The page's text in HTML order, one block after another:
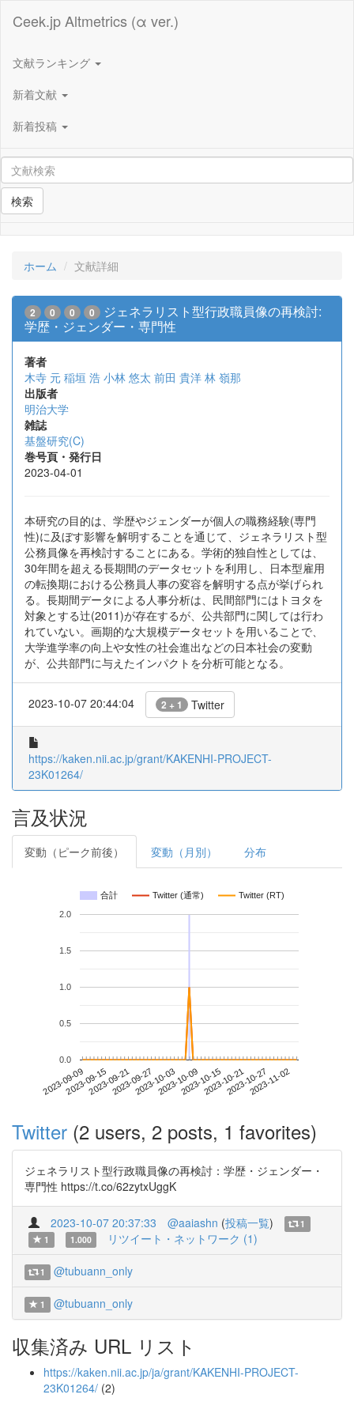
Ceek.jp Altmetrics (α ver.)
文献ランキング
新着文献
新着投稿
検索
ホーム 文献詳細
2 0 0 0
ジェネラリスト型行政職員像の再検討:
学歴・ジェンダー・専門性
著者
木寺 元 稲垣 浩 小林 悠太 前田 貴洋 林 嶺那
出版者
明治大学
雑誌
基盤研究(C)
巻号頁・発行日
2023-04-01
本研究の目的は、学歴やジェンダーが個人の職務経験(専門
性)に及ぼす影響を解明することを通じて、ジェネラリスト型
公務員像を再検討することにある。学術的独自性としては、
30年間を超える長期間のデータセットを利用し、日本型雇用
の転換期における公務員人事の変容を解明する点が挙げられ
る。長期間データによる人事分析は、民間部門にはトヨタを
対象とする辻(2011)が存在するが、公共部門に関しては行わ
れていない。画期的な大規模データセットを用いることで、
大学進学率の向上や女性の社会進出などの日本社会の変動
が、公共部門に与えたインパクトを分析可能となる。
2023-10-07 20:44:04 2 + 1 Twitter
https://kaken.nii.ac.jp/grant/KAKENHI-PROJECT-
23K01264/
言及状況
変動（ピーク前後） 変動（月別） 分布
合計 Twitter (通常) Twitter (RT)
2023-09-092023-09-152023-09-212023-09-272023-10-032023-10-092023-10-152023-10-212023-10-272023-11-02
0.0
0.5
1.0
1.5
2.0
Twitter (2 users, 2 posts, 1 favorites)
ジェネラリスト型行政職員像の再検討：学歴・ジェンダー・
専門性 https://t.co/62zytxUggK
2023-10-07 20:37:33 @aaiashn (投稿一覧)
1
1
1.000 リツイート・ネットワーク (1)
1 @tubuann_only
1 @tubuann_only
収集済み URL リスト
https://kaken.nii.ac.jp/ja/grant/KAKENHI-PROJECT-
23K01264/ (2)